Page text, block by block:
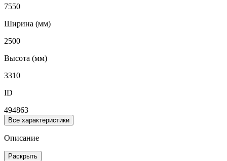
7550
Ширина (мм)
2500
Высота (мм)
3310
ID
494863
Все характеристики
Описание
Раскрыть